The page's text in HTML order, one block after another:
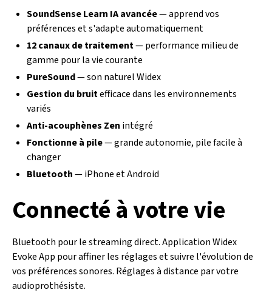
SoundSense Learn IA avancée— apprend vos
préférences et s'adapte automatiquement
12 canaux de traitement— performance milieu de
gamme pour la vie courante
PureSound— son naturel Widex
Gestion du bruitefficace dans les environnements
variés
Anti-acouphènes Zen intégré
Fonctionne à pile— grande autonomie, pile facile à
changer
Bluetooth— iPhone et Android
Connecté à votre vie
Bluetooth pour le streaming direct. Application Widex
Evoke App pour affiner les réglages et suivre l'évolution de
vos préférences sonores. Réglages à distance par votre
audioprothésiste.